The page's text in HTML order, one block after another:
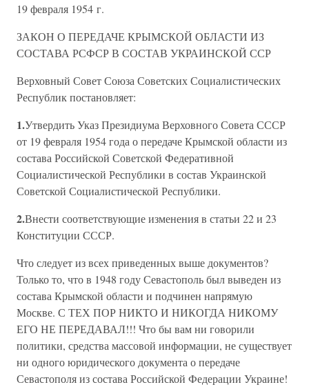
19 февраля 1954 г.
ЗАКОН О ПЕРЕДАЧЕ КРЫМСКОЙ ОБЛАСТИ ИЗ
СОСТАВА РСФСР В СОСТАВ УКРАИНСКОЙ ССР
Верховный Совет Союза Советских Социалистических
Республик постановляет:
1.Утвердить Указ Президиума Верховного Совета СССР
от 19 февраля 1954 года о передаче Крымской области из
состава Российской Советской Федеративной
Социалистической Республики в состав Украинской
Советской Социалистической Республики.
2.Внести соответствующие изменения в статьи 22 и 23
Конституции СССР.
Что следует из всех приведенных выше документов?
Только то, что в 1948 году Севастополь был выведен из
состава Крымской области и подчинен напрямую
Москве. С ТЕХ ПОР НИКТО И НИКОГДА НИКОМУ
ЕГО НЕ ПЕРЕДАВАЛ!!! Что бы вам ни говорили
политики, средства массовой информации, не существует
ни одного юридического документа о передаче
Севастополя из состава Российской Федерации Украине!